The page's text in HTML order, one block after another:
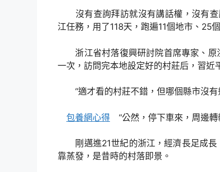
沒有查詢拜訪就沒有講話權，沒有查
江任務，用了118天，跑遍11個地市、25個
浙江省村落復興研討院首席專家、原
一次，訪問完本地設定好的村莊后，習近
“適才看的村莊不錯，但哪個縣市沒有
包養網心得 “公然，停下車來，周邊轉
剛邁進21世紀的浙江，經濟長足成長
靠蒸發，是昔時的村落即景。